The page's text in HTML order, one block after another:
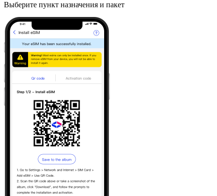
Выберите пункт назначения и пакет